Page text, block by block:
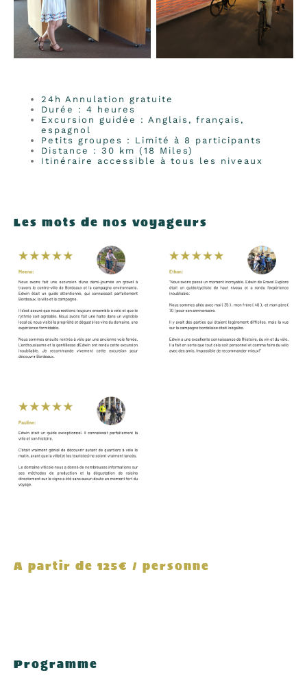
24h Annulation gratuite
Durée : 4 heures
Excursion guidée : Anglais, français,
espagnol
Petits groupes : Limité à 8 participants
Distance : 30 km (18 Miles)
Itinéraire accessible à tous les niveaux
Les mots de nos voyageurs
A partir de 125€ / personne
Programme